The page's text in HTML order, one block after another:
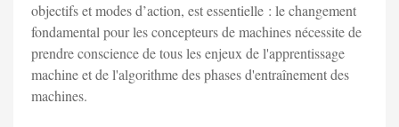
objectifs et modes d’action, est essentielle : le changement
fondamental pour les concepteurs de machines nécessite de
prendre conscience de tous les enjeux de l'apprentissage
machine et de l'algorithme des phases d'entraînement des
machines.